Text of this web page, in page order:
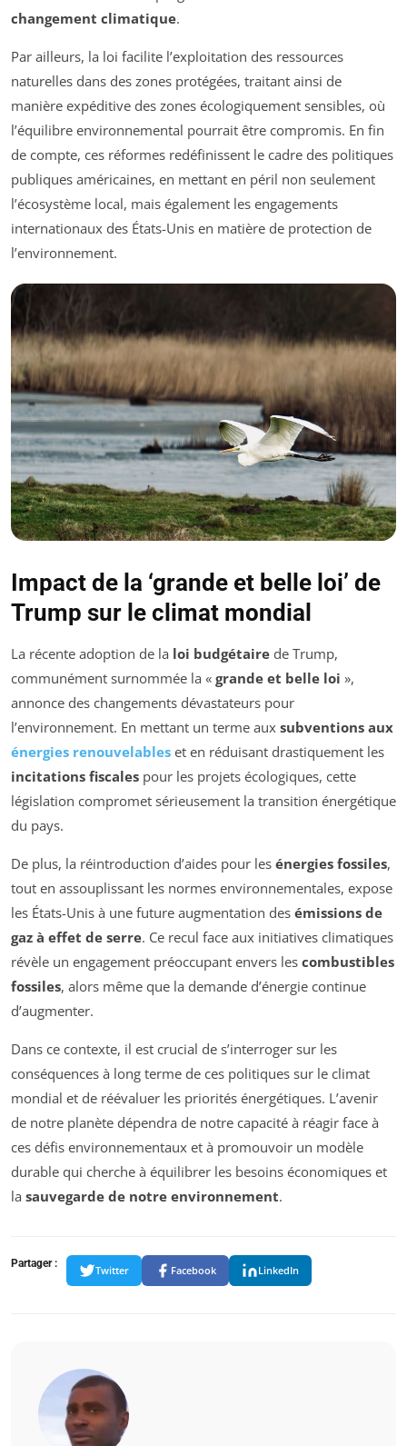
changement climatique.
Par ailleurs, la loi facilite l’exploitation des ressources
naturelles dans des zones protégées, traitant ainsi de
manière expéditive des zones écologiquement sensibles, où
l’équilibre environnemental pourrait être compromis. En fin
de compte, ces réformes redéfinissent le cadre des politiques
publiques américaines, en mettant en péril non seulement
l’écosystème local, mais également les engagements
internationaux des États-Unis en matière de protection de
l’environnement.
Impact de la ‘grande et belle loi’ de
Trump sur le climat mondial
La récente adoption de la loi budgétaire de Trump,
communément surnommée la « grande et belle loi »,
annonce des changements dévastateurs pour
l’environnement. En mettant un terme aux subventions aux
énergies renouvelables et en réduisant drastiquement les
incitations fiscales pour les projets écologiques, cette
législation compromet sérieusement la transition énergétique
du pays.
De plus, la réintroduction d’aides pour les énergies fossiles,
tout en assouplissant les normes environnementales, expose
les États-Unis à une future augmentation des émissions de
gaz à effet de serre. Ce recul face aux initiatives climatiques
révèle un engagement préoccupant envers les combustibles
fossiles, alors même que la demande d’énergie continue
d’augmenter.
Dans ce contexte, il est crucial de s’interroger sur les
conséquences à long terme de ces politiques sur le climat
mondial et de réévaluer les priorités énergétiques. L’avenir
de notre planète dépendra de notre capacité à réagir face à
ces défis environnementaux et à promouvoir un modèle
durable qui cherche à équilibrer les besoins économiques et
la sauvegarde de notre environnement.
Partager :
Twitter Facebook LinkedIn